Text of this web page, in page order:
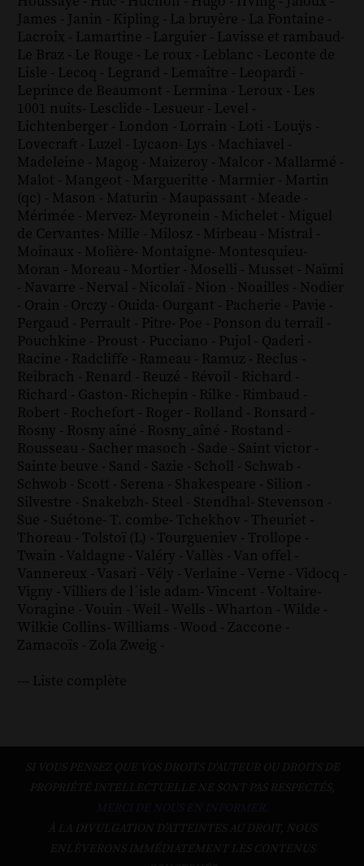
James - Janin - Kipling - La bruyère - La Fontaine -
Lacroix - Lamartine - Larguier - Lavisse et rambaud-
Le Braz - Le Rouge - Le roux - Leblanc - Leconte de
Lisle - Lecoq - Legrand - Lemaître - Leopardi -
Leprince de Beaumont - Lermina - Leroux - Les
1001 nuits- Lesclide - Lesueur - Level -
Lichtenberger - London - Lorrain - Loti - Louÿs -
Lovecraft - Luzel - Lycaon- Lys - Machiavel -
Madeleine - Magog - Maizeroy - Malcor - Mallarmé -
Malot - Mangeot - Margueritte - Marmier - Martin
(qc) - Mason - Maturin - Maupassant - Meade -
Mérimée - Mervez- Meyronein - Michelet - Miguel
de Cervantes- Mille - Milosz - Mirbeau - Mistral -
Moinaux - Molière- Montaigne- Montesquieu-
Moran - Moreau - Mortier - Moselli - Musset - Naïmi
- Navarre - Nerval - Nicolaï - Nion - Noailles - Nodier
- Orain - Orczy - Ouida- Ourgant - Pacherie - Pavie -
Pergaud - Perrault - Pitre- Poe - Ponson du terrail -
Pouchkine - Proust - Pucciano - Pujol - Qaderi -
Racine - Radcliffe - Rameau - Ramuz - Reclus -
Reibrach - Renard - Reuzé - Révoil - Richard -
Richard - Gaston- Richepin - Rilke - Rimbaud -
Robert - Rochefort - Roger - Rolland - Ronsard -
Rosny - Rosny aîné - Rosny_aîné - Rostand -
Rousseau - Sacher masoch - Sade - Saint victor -
Sainte beuve - Sand - Sazie - Scholl - Schwab -
Schwob - Scott - Serena - Shakespeare - Silion -
Silvestre - Snakebzh- Steel - Stendhal- Stevenson -
Sue - Suétone- T. combe- Tchekhov - Theuriet -
Thoreau - Tolstoï (L) - Tourgueniev - Trollope -
Twain - Valdagne - Valéry - Vallès - Van offel -
Vannereux - Vasari - Vély - Verlaine - Verne - Vidocq -
Vigny - Villiers de l´isle adam- Vincent - Voltaire-
Voragine - Vouin - Weil - Wells - Wharton - Wilde -
Wilkie Collins- Williams - Wood - Zaccone -
Zamacoïs - Zola Zweig -
--- Liste complète